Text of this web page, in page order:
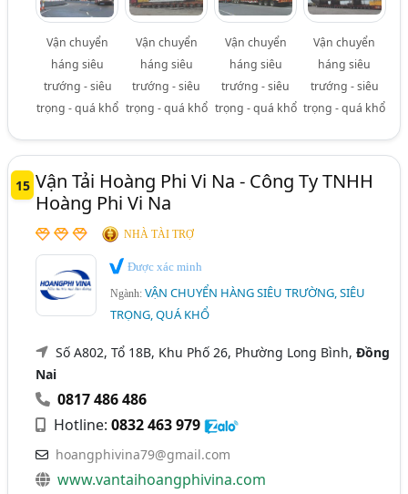
Vận chuyển
háng siêu
trướng - siêu
trọng - quá khổ
Vận chuyển
háng siêu
trướng - siêu
trọng - quá khổ
Vận chuyển
háng siêu
trướng - siêu
trọng - quá khổ
Vận chuyển
háng siêu
trướng - siêu
trọng - quá khổ
15 Vận Tải Hoàng Phi Vi Na - Công Ty TNHH
Hoàng Phi Vi Na
NHÀ TÀI TRỢ
Được xác minh
Ngành:VẬN CHUYỂN HÀNG SIÊU TRƯỜNG, SIÊU
TRỌNG, QUÁ KHỔ
Số A802, Tổ 18B, Khu Phố 26, Phường Long Bình,Đồng
Nai
0817 486 486
Hotline:0832 463 979
hoangphivina79@gmail.com
www.vantaihoangphivina.com